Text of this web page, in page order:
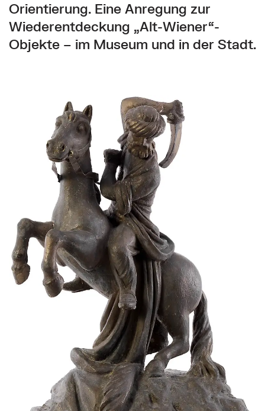
Orientierung. Eine Anregung zur
Wiederentdeckung „Alt-Wiener“-
Objekte – im Museum und in der Stadt.